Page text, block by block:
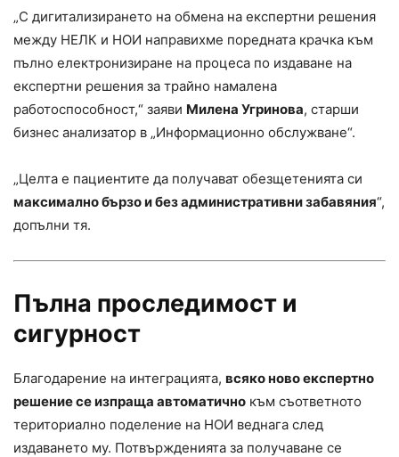
„С дигитализирането на обмена на експертни решения
между НЕЛК и НОИ направихме поредната крачка към
пълно електронизиране на процеса по издаване на
експертни решения за трайно намалена
работоспособност,“ заяви Милена Угринова, старши
бизнес анализатор в „Информационно обслужване“.
„Целта е пациентите да получават обезщетенията си
максимално бързо и без административни забавяния“,
допълни тя.
Пълна проследимост и
сигурност
Благодарение на интеграцията, всяко ново експертно
решение се изпраща автоматично към съответното
териториално поделение на НОИ веднага след
издаването му. Потвържденията за получаване се